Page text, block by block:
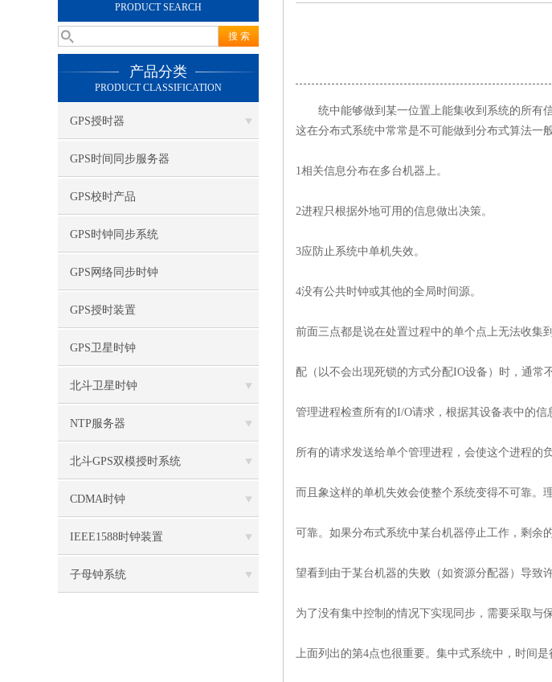
PRODUCT SEARCH
产品分类
PRODUCT CLASSIFICATION
GPS授时器
GPS时间同步服务器
GPS校时产品
GPS时钟同步系统
GPS网络同步时钟
GPS授时装置
GPS卫星时钟
北斗卫星时钟
NTP服务器
北斗GPS双模授时系统
CDMA时钟
IEEE1588时钟装置
子母钟系统
统中能够做到某一位置上能集收到系统的所有
这在分布式系统中常常是不可能做到分布式算法一
1相关信息分布在多台机器上。
2进程只根据外地可用的信息做出决策。
3应防止系统中单机失效。
4没有公共时钟或其他的全局时间源。
前面三点都是说在处置过程中的单个点上无法收集
配（以不会出现死锁的方式分配IO设备）时，通常
管理进程检查所有的I/O请求，根据其设备表中的
所有的请求发送给单个管理进程，会使这个进程的
而且象这样的单机失效会使整个系统变得不可靠。
可靠。如果分布式系统中某台机器停止工作，剩余
望看到由于某台机器的失败（如资源分配器）导致
为了没有集中控制的情况下实现同步，需要采取与
上面列出的第4点也很重要。集中式系统中，时间